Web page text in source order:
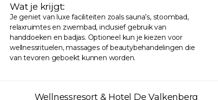
Wat je krijgt:
Je geniet van luxe faciliteiten zoals sauna’s, stoombad,
relaxruimtes en zwembad, inclusief gebruik van
handdoeken en badjas. Optioneel kun je kiezen voor
wellnessrituelen, massages of beautybehandelingen die
van tevoren geboekt kunnen worden.
Wellnessresort & Hotel De Valkenberg